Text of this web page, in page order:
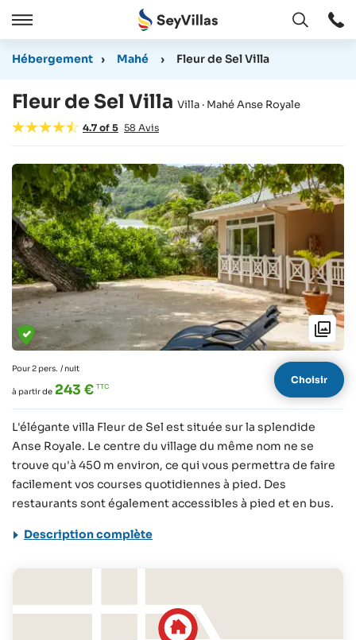
Cermer
Ouvert
Hébergement › Mahé › Fleur de Sel Villa
Fleur de Sel Villa Villa · Mahé Anse Royale
4.7 of 5 58 Avis
Pour 2 pers. / nuit
à partir de 243 €
Choisir
L'élégante villa Fleur de Sel est située sur la splendide
Anse Royale. Le centre du village du même nom ne se
trouve qu'à 450 m environ, ce qui vous permettra de faire
facilement vos courses quotidiennes à pied. Des
restaurants sont également accessibles à pied et en bus.
Description complète